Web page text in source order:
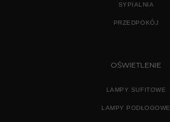
SYPIALNIA
PRZEDPOKÓJ
OŚWIETLENIE
LAMPY SUFITOWE
LAMPY PODŁOGOWE